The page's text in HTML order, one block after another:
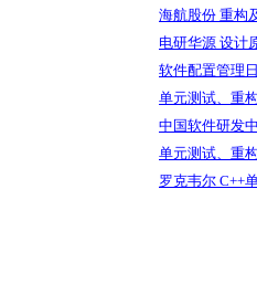
海航股份 重构
电研华源 设计
软件配置管理
单元测试、重
中国软件研发
单元测试、重
罗克韦尔 C++